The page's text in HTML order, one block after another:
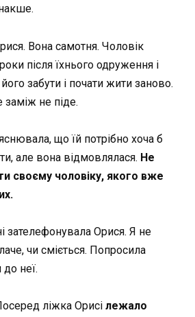
Вона самотня. Чоловік
після їхнього одруження і
забути і почати жити заново.
не піде.
що їй потрібно хоча б
але вона відмовлялася. Не
своєму чоловіку, якого вже
зателефонувала Орися. Я не
чи сміється. Попросила
до неї.
ліжка Орисі лежало